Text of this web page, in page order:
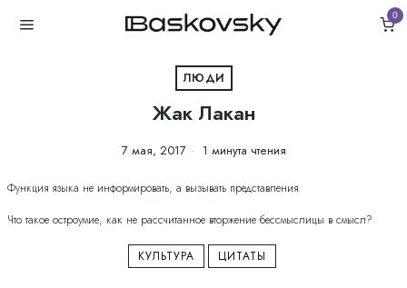
0
ЛЮДИ
Жак Лакан
7 мая, 2017 1 минута чтения
Функция языка не информировать, а вызывать представления.
Что такое остроумие, как не рассчитанное вторжение бессмыслицы в смысл?
КУЛЬТУРА ЦИТАТЫ